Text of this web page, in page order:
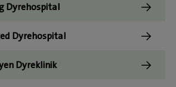
Dyrehospital
Dyrehospital
Dyreklinik